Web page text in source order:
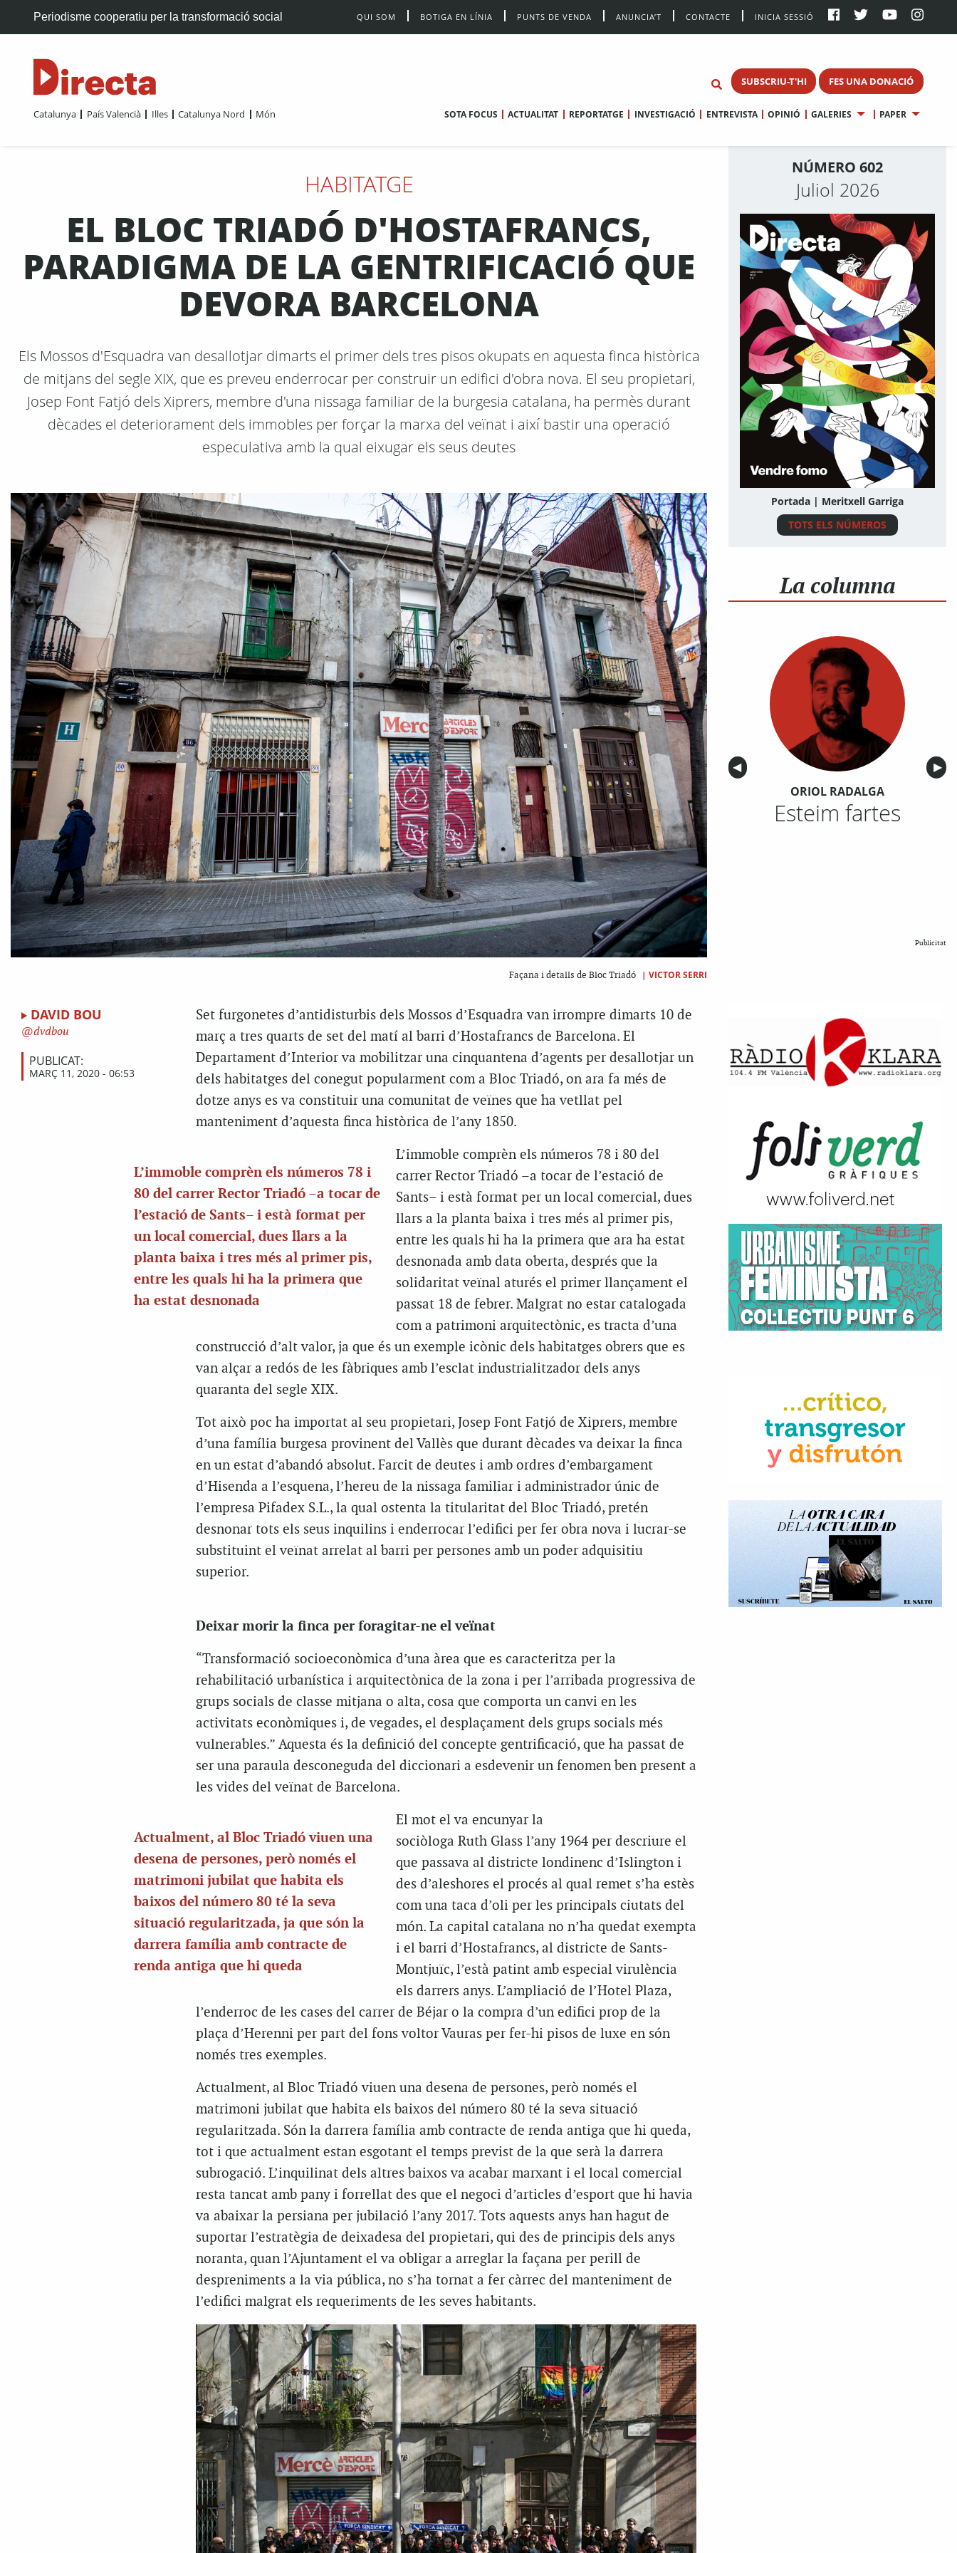
Periodisme cooperatiu per la transformació social QUI SOM BOTIGA EN LÍNIA PUNTS DE VENDA ANUNCIA’T CONTACTE INICIA SESSIÓ
SUBSCRIU-T'HI FES UNA DONACIÓ
Catalunya País Valencià Illes Catalunya Nord Món SOTA FOCUS ACTUALITAT REPORTATGE INVESTIGACIÓ ENTREVISTA OPINIÓ GALERIES PAPER
HABITATGE
EL BLOC TRIADÓ D'HOSTAFRANCS,
PARADIGMA DE LA GENTRIFICACIÓ QUE
DEVORA BARCELONA
Els Mossos d'Esquadra van desallotjar dimarts el primer dels tres pisos okupats en aquesta finca històrica
de mitjans del segle XIX, que es preveu enderrocar per construir un edifici d'obra nova. El seu propietari,
Josep Font Fatjó dels Xiprers, membre d'una nissaga familiar de la burgesia catalana, ha permès durant
dècades el deteriorament dels immobles per forçar la marxa del veïnat i així bastir una operació
especulativa amb la qual eixugar els seus deutes
Façana i detalls de Bloc Triadó | VICTOR SERRI
DAVID BOU
dvdbou
PUBLICAT:
MARÇ 11, 2020 - 06:53
Set furgonetes d’antidisturbis dels Mossos d’Esquadra van irrompre dimarts 10 de
març a tres quarts de set del matí al barri d’Hostafrancs de Barcelona. El
Departament d’Interior va mobilitzar una cinquantena d’agents per desallotjar un
dels habitatges del conegut popularment com a Bloc Triadó, on ara fa més de
dotze anys es va constituir una comunitat de veïnes que ha vetllat pel
manteniment d’aquesta finca històrica de l’any 1850.
L’immoble comprèn els números 78 i
80 del carrer Rector Triadó –a tocar de
l’estació de Sants– i està format per
un local comercial, dues llars a la
planta baixa i tres més al primer pis,
entre les quals hi ha la primera que
ha estat desnonada
L’immoble comprèn els números 78 i 80 del
carrer Rector Triadó –a tocar de l’estació de
Sants– i està format per un local comercial, dues
llars a la planta baixa i tres més al primer pis,
entre les quals hi ha la primera que ara ha estat
desnonada amb data oberta, després que la
solidaritat veïnal aturés el primer llançament el
passat 18 de febrer. Malgrat no estar catalogada
com a patrimoni arquitectònic, es tracta d’una
construcció d’alt valor, ja que és un exemple icònic dels habitatges obrers que es
van alçar a redós de les fàbriques amb l’esclat industrialitzador dels anys
quaranta del segle XIX.
Tot això poc ha importat al seu propietari, Josep Font Fatjó de Xiprers, membre
d’una família burgesa provinent del Vallès que durant dècades va deixar la finca
en un estat d’abandó absolut. Farcit de deutes i amb ordres d’embargament
d’Hisenda a l’esquena, l’hereu de la nissaga familiar i administrador únic de
l’empresa Pifadex S.L., la qual ostenta la titularitat del Bloc Triadó, pretén
desnonar tots els seus inquilins i enderrocar l’edifici per fer obra nova i lucrar-se
substituint el veïnat arrelat al barri per persones amb un poder adquisitiu
superior.
Deixar morir la finca per foragitar-ne el veïnat
“Transformació socioeconòmica d’una àrea que es caracteritza per la
rehabilitació urbanística i arquitectònica de la zona i per l’arribada progressiva de
grups socials de classe mitjana o alta, cosa que comporta un canvi en les
activitats econòmiques i, de vegades, el desplaçament dels grups socials més
vulnerables.” Aquesta és la definició del concepte gentrificació, que ha passat de
ser una paraula desconeguda del diccionari a esdevenir un fenomen ben present a
les vides del veïnat de Barcelona.
Actualment, al Bloc Triadó viuen una
desena de persones, però només el
matrimoni jubilat que habita els
baixos del número 80 té la seva
situació regularitzada, ja que són la
darrera família amb contracte de
renda antiga que hi queda
El mot el va encunyar la
sociòloga Ruth Glass l’any 1964 per descriure el
que passava al districte londinenc d’Islington i
des d’aleshores el procés al qual remet s’ha estès
com una taca d’oli per les principals ciutats del
món. La capital catalana no n’ha quedat exempta
i el barri d’Hostafrancs, al districte de Sants-
Montjuïc, l’està patint amb especial virulència
els darrers anys. L’ampliació de l’Hotel Plaza,
l’enderroc de les cases del carrer de Béjar o la compra d’un edifici prop de la
plaça d’Herenni per part del fons voltor Vauras per fer-hi pisos de luxe en són
només tres exemples.
Actualment, al Bloc Triadó viuen una desena de persones, però només el
matrimoni jubilat que habita els baixos del número 80 té la seva situació
regularitzada. Són la darrera família amb contracte de renda antiga que hi queda,
tot i que actualment estan esgotant el temps previst de la que serà la darrera
subrogació. L’inquilinat dels altres baixos va acabar marxant i el local comercial
resta tancat amb pany i forrellat des que el negoci d’articles d’esport que hi havia
va abaixar la persiana per jubilació l’any 2017. Tots aquests anys han hagut de
suportar l’estratègia de deixadesa del propietari, qui des de principis dels anys
noranta, quan l’Ajuntament el va obligar a arreglar la façana per perill de
despreniments a la via pública, no s’ha tornat a fer càrrec del manteniment de
l’edifici malgrat els requeriments de les seves habitants.
NÚMERO 602
Juliol 2026
Portada | Meritxell Garriga
TOTS ELS NÚMEROS
La columna
Anterior
◀︎ ▶︎
ORIOL RADALGA
Esteim fartes
Publicitat